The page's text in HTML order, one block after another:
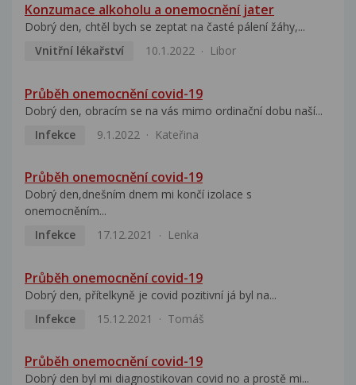
Konzumace alkoholu a onemocnění jater
Dobrý den, chtěl bych se zeptat na časté pálení žáhy,...
Vnitřní lékařství
10.1.2022 Libor
Průběh onemocnění covid-19
Dobrý den, obracím se na vás mimo ordinační dobu naší...
Infekce
9.1.2022 Kateřina
Průběh onemocnění covid-19
Dobrý den,dnešním dnem mi končí izolace s
onemocněním...
Infekce
17.12.2021 Lenka
Průběh onemocnění covid-19
Dobrý den, přítelkyně je covid pozitivní já byl na...
Infekce
15.12.2021 Tomáš
Průběh onemocnění covid-19
Dobrý den byl mi diagnostikovan covid no a prostě mi...